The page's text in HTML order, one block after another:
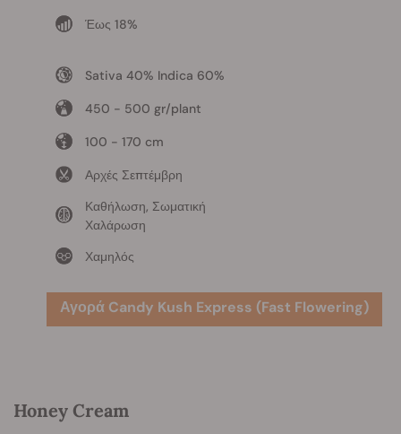
Έως 18%
Sativa 40% Indica 60%
450 - 500 gr/plant
100 - 170 cm
Αρχές Σεπτέμβρη
Καθήλωση, Σωματική
Χαλάρωση
Χαμηλός
Αγορά Candy Kush Express (Fast Flowering)
Honey Cream